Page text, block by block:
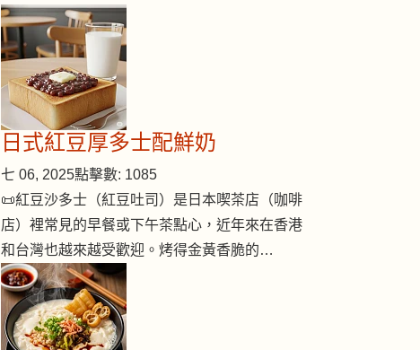
日式紅豆厚多士配鮮奶
七 06, 2025點擊數: 1085
📜紅豆沙多士（紅豆吐司）是日本喫茶店（咖啡
店）裡常見的早餐或下午茶點心，近年來在香港
和台灣也越來越受歡迎。烤得金黃香脆的…